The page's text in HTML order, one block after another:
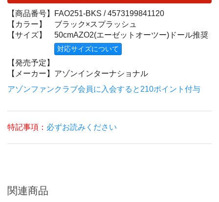
【商品番号】 FAO251-BKS /4573199841120
【カラー】
ブラック×スプラッシュ
【サイズ】
50cmAZO2(エーゼットオーツー)ドール推奨
対応サイズについて
【発売予定】
【メーカー】 アゾンインターナショナル
アゾンファンクラブ会員に入会すると210ポイント付与
特記事項： 必ずお読みください
関連商品